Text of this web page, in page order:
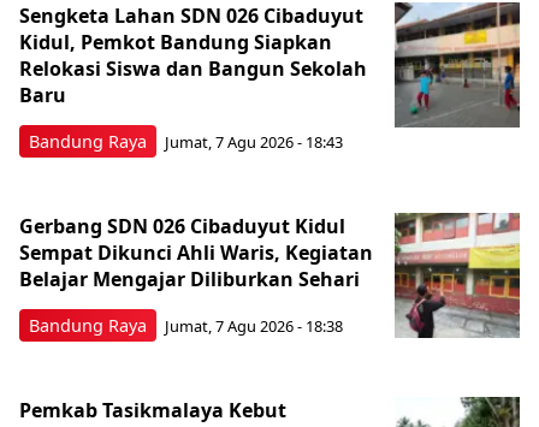
Bandung Raya
Sengketa Lahan SDN 026 Cibaduyut
Kidul, Pemkot Bandung Siapkan
Relokasi Siswa dan Bangun Sekolah
Baru
Jumat, 7 Agu 2026 - 18:43
Bandung Raya
Gerbang SDN 026 Cibaduyut Kidul
Sempat Dikunci Ahli Waris, Kegiatan
Belajar Mengajar Diliburkan Sehari
Jumat, 7 Agu 2026 - 18:38
Pemkab Tasikmalaya Kebut